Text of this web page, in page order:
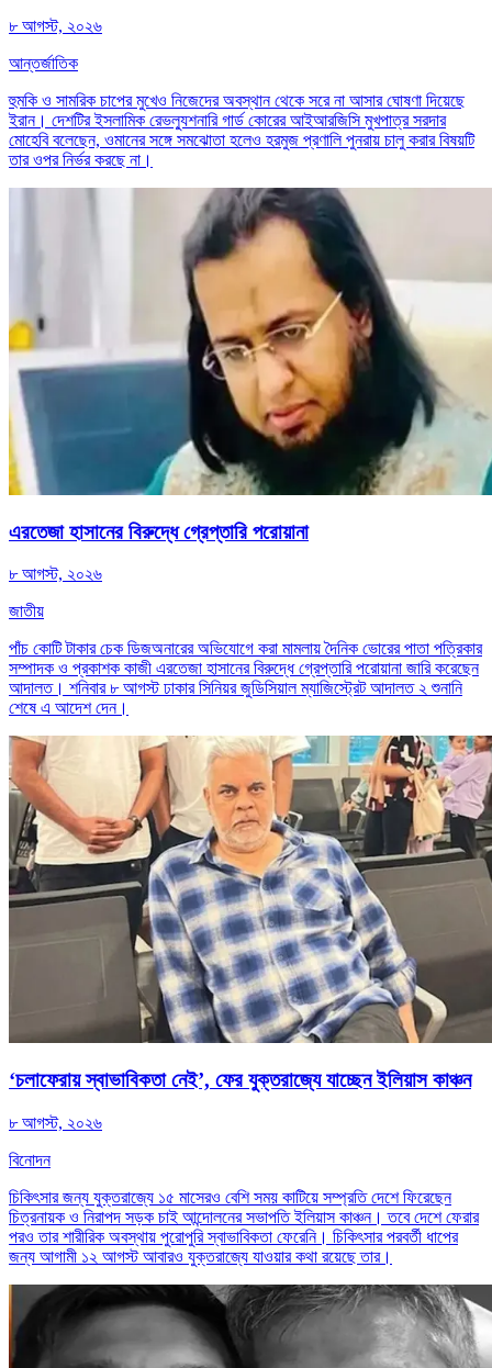
৮ আগস্ট, ২০২৬
আন্তর্জাতিক
হুমকি ও সামরিক চাপের মুখেও নিজেদের অবস্থান থেকে সরে না আসার ঘোষণা দিয়েছে
ইরান। দেশটির ইসলামিক রেভল্যুশনারি গার্ড কোরের আইআরজিসি মুখপাত্র সরদার
মোহেবি বলেছেন, ওমানের সঙ্গে সমঝোতা হলেও হরমুজ প্রণালি পুনরায় চালু করার বিষয়টি
তার ওপর নির্ভর করছে না।
এরতেজা হাসানের বিরুদ্ধে গ্রেপ্তারি পরোয়ানা
৮ আগস্ট, ২০২৬
জাতীয়
পাঁচ কোটি টাকার চেক ডিজঅনারের অভিযোগে করা মামলায় দৈনিক ভোরের পাতা পত্রিকার
সম্পাদক ও প্রকাশক কাজী এরতেজা হাসানের বিরুদ্ধে গ্রেপ্তারি পরোয়ানা জারি করেছেন
আদালত। শনিবার ৮ আগস্ট ঢাকার সিনিয়র জুডিসিয়াল ম্যাজিস্ট্রেট আদালত ২ শুনানি
শেষে এ আদেশ দেন।
‘চলাফেরায় স্বাভাবিকতা নেই’, ফের যুক্তরাজ্যে যাচ্ছেন ইলিয়াস কাঞ্চন
৮ আগস্ট, ২০২৬
বিনোদন
চিকিৎসার জন্য যুক্তরাজ্যে ১৫ মাসেরও বেশি সময় কাটিয়ে সম্প্রতি দেশে ফিরেছেন
চিত্রনায়ক ও নিরাপদ সড়ক চাই আন্দোলনের সভাপতি ইলিয়াস কাঞ্চন। তবে দেশে ফেরার
পরও তার শারীরিক অবস্থায় পুরোপুরি স্বাভাবিকতা ফেরেনি। চিকিৎসার পরবর্তী ধাপের
জন্য আগামী ১২ আগস্ট আবারও যুক্তরাজ্যে যাওয়ার কথা রয়েছে তার।